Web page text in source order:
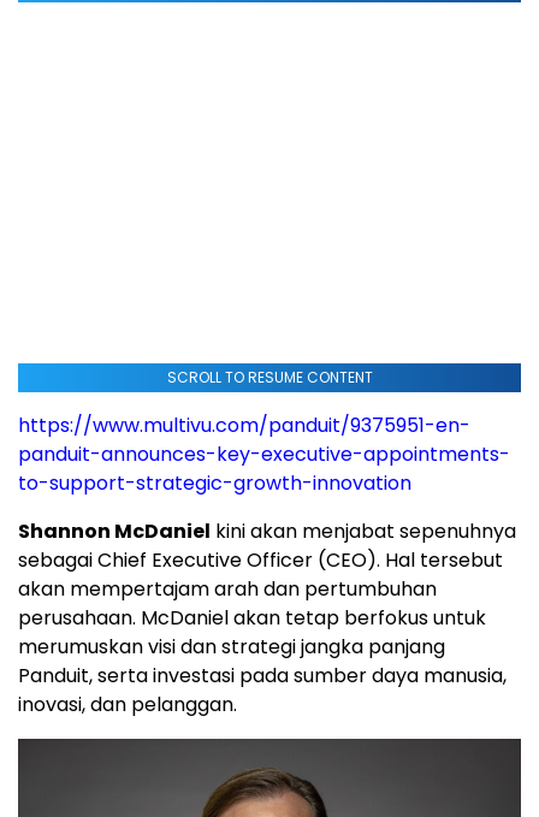
SCROLL TO RESUME CONTENT
https://www.multivu.com/panduit/9375951-en-
panduit-announces-key-executive-appointments-
to-support-strategic-growth-innovation
Shannon McDaniel kini akan menjabat sepenuhnya
sebagai Chief Executive Officer (CEO). Hal tersebut
akan mempertajam arah dan pertumbuhan
perusahaan. McDaniel akan tetap berfokus untuk
merumuskan visi dan strategi jangka panjang
Panduit, serta investasi pada sumber daya manusia,
inovasi, dan pelanggan.